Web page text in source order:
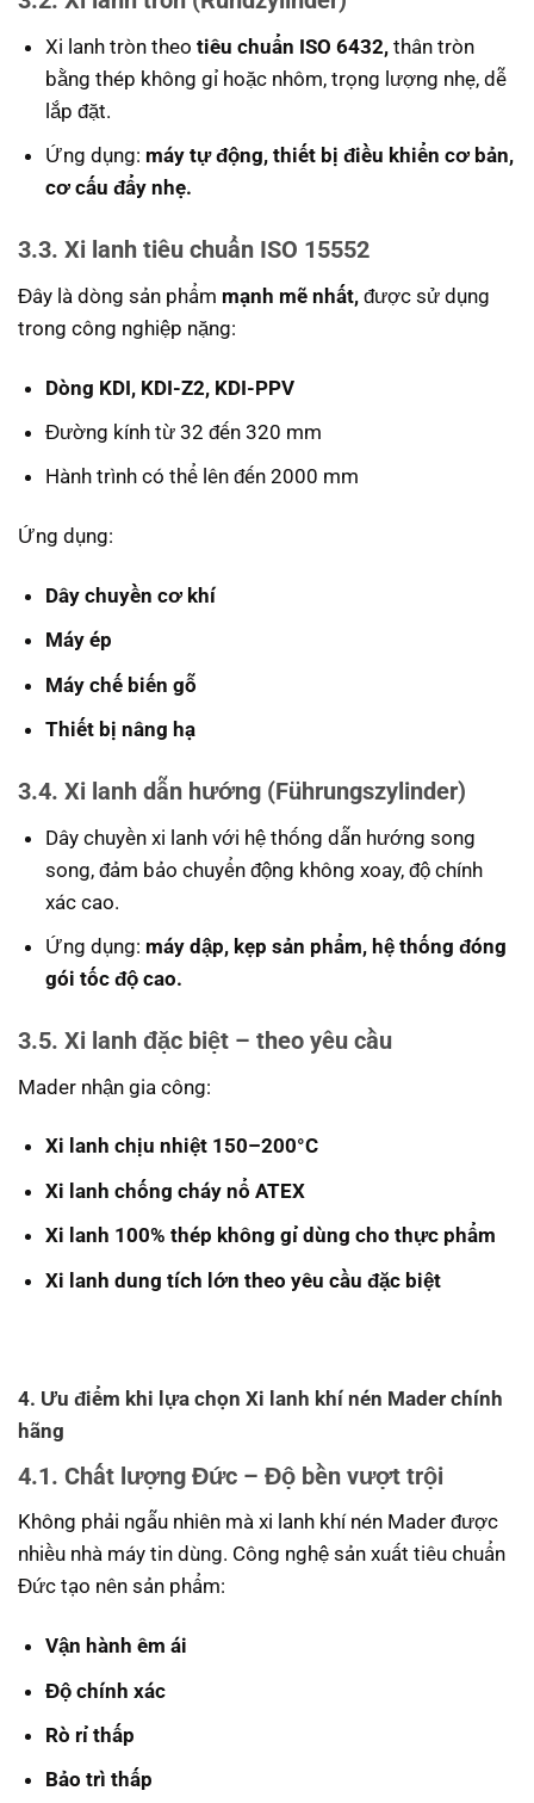
Xi lanh tròn theo tiêu chuẩn ISO 6432,thân tròn
bằng thép không gỉ hoặc nhôm, trọng lượng nhẹ, dễ
lắp đặt.
Ứng dụng: máy tự động, thiết bị điều khiển cơ bản,
cơ cấu đẩy nhẹ.
3.3. Xi lanh tiêu chuẩn ISO 15552
Đây là dòng sản phẩm mạnh mẽ nhất, được sử dụng
trong công nghiệp nặng:
Dòng KDI, KDI-Z2, KDI-PPV
Đường kính từ 32 đến 320 mm
Hành trình có thể lên đến 2000 mm
Ứng dụng:
Dây chuyền cơ khí
Máy ép
Máy chế biến gỗ
Thiết bị nâng hạ
3.4. Xi lanh dẫn hướng (Führungszylinder)
Dây chuyền xi lanh với hệ thống dẫn hướng song
song, đảm bảo chuyển động không xoay, độ chính
xác cao.
Ứng dụng: máy dập, kẹp sản phẩm, hệ thống đóng
gói tốc độ cao.
3.5. Xi lanh đặc biệt – theo yêu cầu
Mader nhận gia công:
Xi lanh chịu nhiệt 150–200°C
Xi lanh chống cháy nổ ATEX
Xi lanh 100% thép không gỉ dùng cho thực phẩm
Xi lanh dung tích lớn theo yêu cầu đặc biệt
4. Ưu điểm khi lựa chọn Xi lanh khí nén Mader chính
hãng
4.1. Chất lượng Đức – Độ bền vượt trội
Không phải ngẫu nhiên mà xi lanh khí nén Mader được
nhiều nhà máy tin dùng. Công nghệ sản xuất tiêu chuẩn
Đức tạo nên sản phẩm:
Vận hành êm ái
Độ chính xác
Rò rỉ thấp
Bảo trì thấp